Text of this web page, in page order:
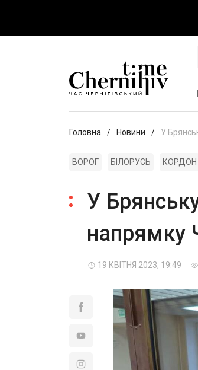
Головна Новини У
ВОРОГ БІЛОРУСЬ КОРДОН
У
напрямку
19 КВІТНЯ 2023, 19:49